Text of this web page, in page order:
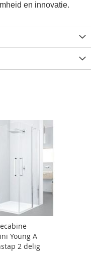
en innovatie.
Young A
2 delig